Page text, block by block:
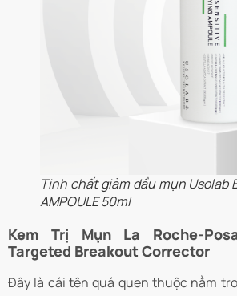
Tinh chất giảm dầu mụn Usolab
AMPOULE 50ml
Kem Trị Mụn La Roche-
Targeted Breakout Corrector
Đây là cái tên quá quen thuộc nằm